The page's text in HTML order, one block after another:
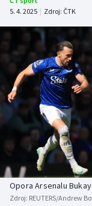
DALŠÍ SPORTY
Americký fotbal
Baseball a softbal
Basketbal
Biatlon
Boby a skeleton
NEPŘEHLÉDNĚTE
Soutěže
Historické návraty
Aplikace ČT sport
AZ kvíz
5. 4. 2025 | Zdroj: ČTK
Opora Arsenalu
Zdroj: REUTERS/Andrew